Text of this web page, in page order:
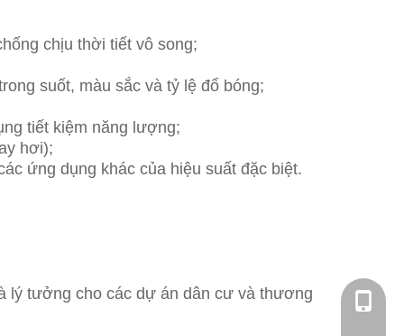
chịu thời tiết vô song;
suốt, màu sắc và tỷ lệ đổ bóng;
tiết kiệm năng lượng;
hơi);
ứng dụng khác của hiệu suất đặc biệt.
lý tưởng cho các dự án dân cư và thương 0086-